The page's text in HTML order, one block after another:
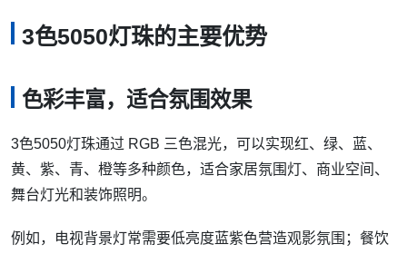
3色5050灯珠的主要优势
色彩丰富，适合氛围效果
3色5050灯珠通过 RGB 三色混光，可以实现红、绿、蓝、
黄、紫、青、橙等多种颜色，适合家居氛围灯、商业空间、
舞台灯光和装饰照明。
例如，电视背景灯常需要低亮度蓝紫色营造观影氛围；餐饮